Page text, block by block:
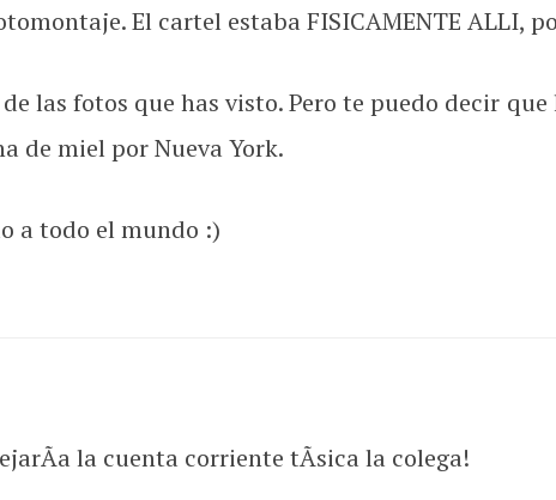
El cartel estaba FISICAMENTE ALLI,
de las fotos que has visto. Pero te puedo decir
de miel por Nueva York.
a todo el mundo :)
la cuenta corriente tÃ­sica la colega!